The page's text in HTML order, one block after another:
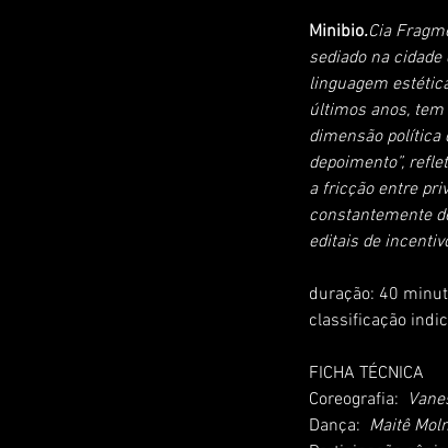
Minibio.Cia
sediado na
linguagem
últimos anos, tem
dimensão política
depoimento”,
a fricção entre
constantemente
editais de
duração: 40
classificação
FICHA TÉCNICA
Coreografia:
Dança: Maitê